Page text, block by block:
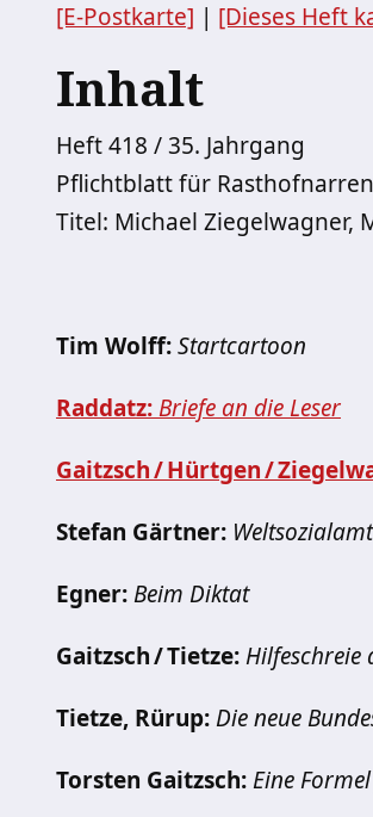
[E-Postkarte] | [Dieses Heft
Inhalt
Heft 418 / 35. Jahrgang
Pflichtblatt für Rasthofnarren
Titel: Michael Ziegelwagner,
Tim Wolff:Startcartoon
Raddatz:Briefe an die Leser
Gaitzsch / Hürtgen /
Stefan Gärtner:
Egner:Beim Diktat
Gaitzsch / Tietze: Hilfeschreie
Tietze, Rürup:Die neue
Torsten Gaitzsch:Eine